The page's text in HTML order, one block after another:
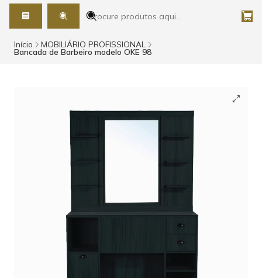
Início MOBILIÁRIO PROFISSIONAL
Bancada de Barbeiro modelo OKE 98